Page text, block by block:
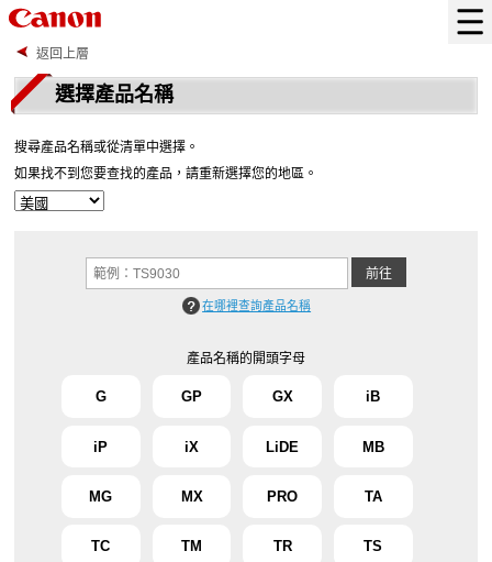
返回上層
選擇產品名稱
搜尋產品名稱或從清單中選擇。
如果找不到您要查找的產品，請重新選擇您的地區。
在哪裡查詢產品名稱
產品名稱的開頭字母
G GP GX iB
iP iX LiDE MB
MG MX PRO TA
TC TM TR TS